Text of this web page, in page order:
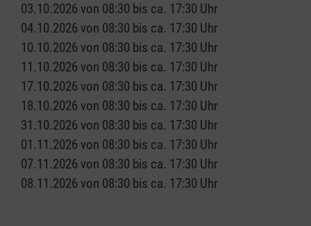
03.10.2026 von 08:30 bis ca. 17:30 Uhr
04.10.2026 von 08:30 bis ca. 17:30 Uhr
10.10.2026 von 08:30 bis ca. 17:30 Uhr
11.10.2026 von 08:30 bis ca. 17:30 Uhr
17.10.2026 von 08:30 bis ca. 17:30 Uhr
18.10.2026 von 08:30 bis ca. 17:30 Uhr
31.10.2026 von 08:30 bis ca. 17:30 Uhr
01.11.2026 von 08:30 bis ca. 17:30 Uhr
07.11.2026 von 08:30 bis ca. 17:30 Uhr
08.11.2026 von 08:30 bis ca. 17:30 Uhr